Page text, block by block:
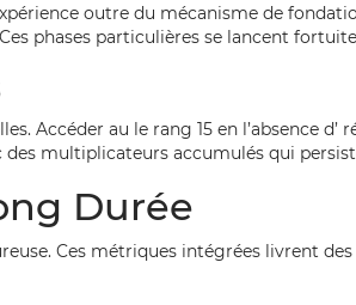
outre du mécanisme de
phases particulières se lancent
Accéder au le rang 15 en l’absence
multiplicateurs accumulés qui
Durée
Ces métriques intégrées livrent